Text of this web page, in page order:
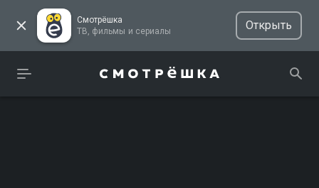
Смотрёшка
ТВ, фильмы и сериалы
Открыть